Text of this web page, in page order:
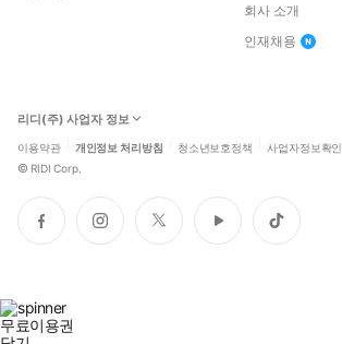
회사 소개
인재채용
리디(주) 사업자 정보
이용약관 개인정보 처리방침 청소년보호정책 사업자정보확인
© RIDI Corp.
페
이
인
스
트
위
유
튜
틱
톡
무료이용권